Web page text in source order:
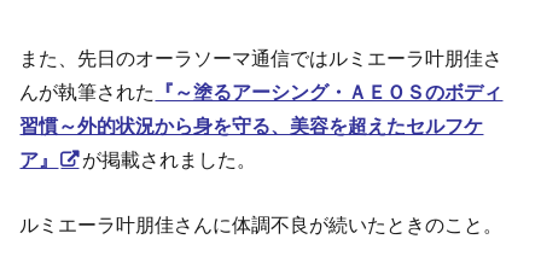
また、先日のオーラソーマ通信ではルミエーラ叶朋佳さ
んが執筆された
『～塗るアーシング・ＡＥＯＳのボディ
習慣～外的状況から身を守る、美容を超えたセルフケ
ア』
が掲載されました。
ルミエーラ叶朋佳さんに体調不良が続いたときのこと。